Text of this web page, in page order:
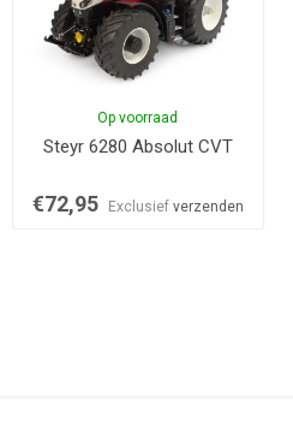
Op voorraad
Steyr 6280 Absolut CVT
€72,95 Exclusief verzenden